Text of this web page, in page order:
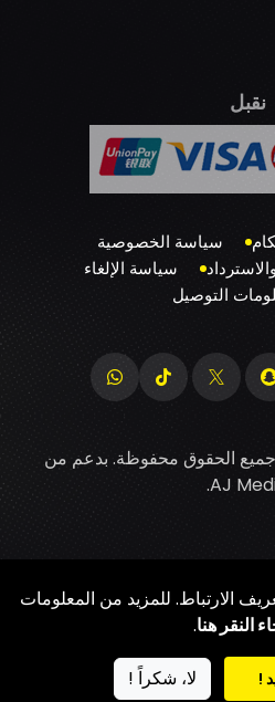
نقبل
سياسة الخصوصية
سياسة الإلغاء
التوصيل
الحقوق محفوظة. بدعم من
AJ
.
الارتباط. للمزيد من المعلومات
النقر هنا.
! لا، شكراً !